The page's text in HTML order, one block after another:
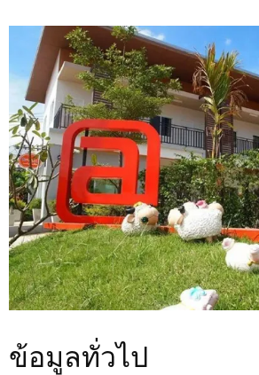
ข้อมูลทั่วไป